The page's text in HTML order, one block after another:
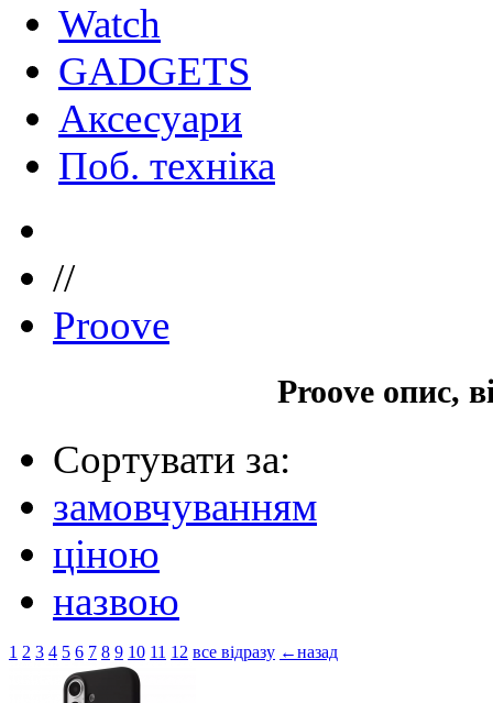
Watch
GADGETS
Аксесуари
Поб. техніка
//
Proove
Proove опис,
Сортувати за:
замовчуванням
ціною
назвою
1 2 3 4 5 6 7 8 9 10 11 12 все відразу ←назад